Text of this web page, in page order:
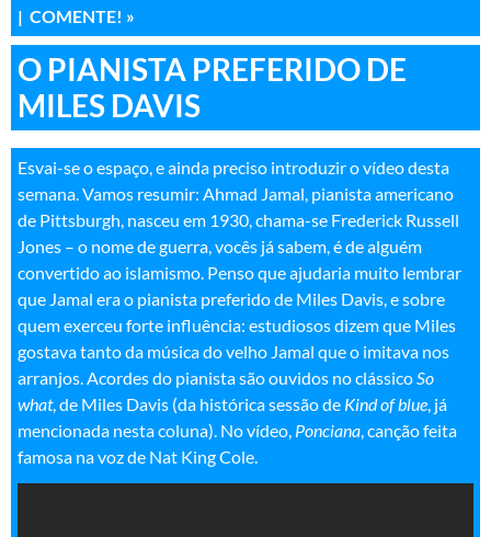
| COMENTE! »
O PIANISTA PREFERIDO DE
MILES DAVIS
Esvai-se o espaço, e ainda preciso introduzir o vídeo desta
semana. Vamos resumir: Ahmad Jamal, pianista americano
de Pittsburgh, nasceu em 1930, chama-se Frederick Russell
Jones – o nome de guerra, vocês já sabem, é de alguém
convertido ao islamismo. Penso que ajudaria muito lembrar
que Jamal era o pianista preferido de Miles Davis, e sobre
quem exerceu forte influência: estudiosos dizem que Miles
gostava tanto da música do velho Jamal que o imitava nos
arranjos. Acordes do pianista são ouvidos no clássicoSo
what, de Miles Davis (da histórica sessão de Kind of blue, já
mencionada nesta coluna). No vídeo, Ponciana, canção feita
famosa na voz de Nat King Cole.